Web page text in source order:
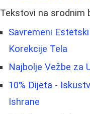
Tekstovi na srodnim
Savremeni
Korekcije Tela
Najbolje Vežbe za
10% Dijeta -
Ishrane